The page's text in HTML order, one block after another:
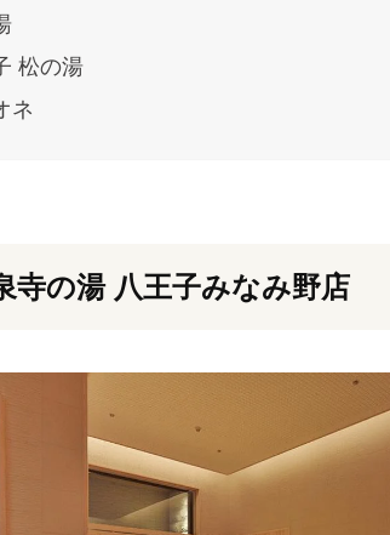
松の湯
ネ
寺の湯 八王子みなみ野店